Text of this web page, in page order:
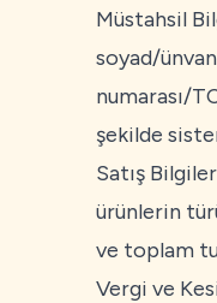
Müstahsil
soyad/
numarası/
şekilde
Satış
ürünlerin
ve toplam
Vergi ve